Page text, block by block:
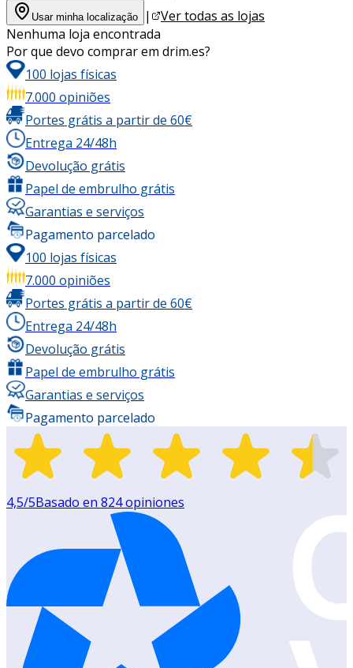
Usar minha localização |
Ver todas as lojas
Nenhuma loja encontrada
Por que devo comprar em drim.es?
100 lojas físicas
7.000 opiniões
Portes grátis a partir de 60€
Entrega 24/48h
Devolução grátis
Papel de embrulho grátis
Garantias e serviços
Pagamento parcelado
100 lojas físicas
7.000 opiniões
Portes grátis a partir de 60€
Entrega 24/48h
Devolução grátis
Papel de embrulho grátis
Garantias e serviços
Pagamento parcelado
4,5/5Basado en 824opiniones